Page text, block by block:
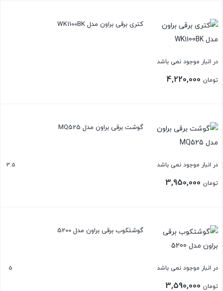
کتری برقی براون مدل WK1100BK
در انبار موجود نمی باشد
تومان
گوشت برقی براون مدل MQ525
در انبار موجود نمی باشد 3.5
تومان
گوشتکوب برقی براون مدل 5200
در انبار موجود نمی باشد 5
تومان